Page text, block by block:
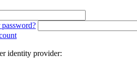
identity provider: